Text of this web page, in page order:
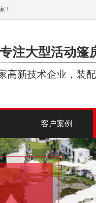
！
注大型活动篷
高新技术企业，装
客户案例